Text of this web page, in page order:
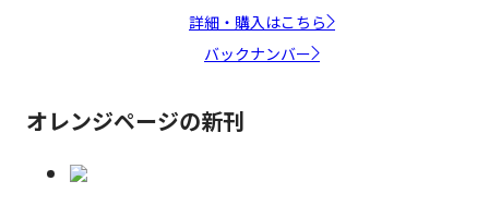
詳細・購入はこちら
バックナンバー
オレンジページの新刊